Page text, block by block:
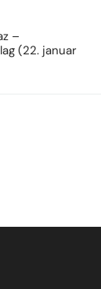
–
(22. januar